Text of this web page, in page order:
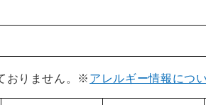
おりません。※ アレルギー情報につ